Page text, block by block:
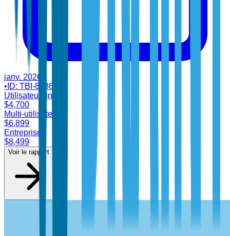
janv. 2026
• ID: TBI-88888
Utilisateur unique
$4,700
Multi-utilisateur
$6,899
Entreprise
$8,499
Voir le rapport